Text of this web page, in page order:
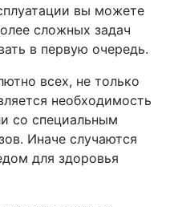
вы можете
сложных задач
в первую очередь.
всех, не только
необходимость
со специальным
Иначе случаются
для здоровья